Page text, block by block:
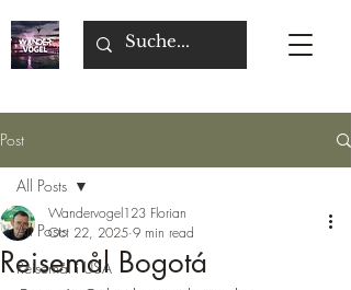
Post
All Posts
Reisemål i USA
All Posts
Reisemål Bogotá
Wandervogel123 Florian
Oct 22, 2025 9 min read